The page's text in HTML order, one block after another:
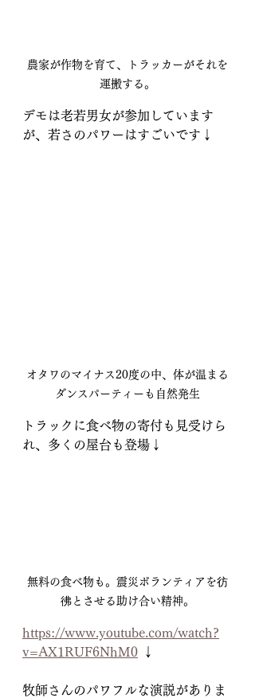
農家が作物を育て、トラッカーがそれを
運搬する。
デモは老若男女が参加しています
が、若さのパワーはすごいです↓
オタワのマイナス20度の中、体が温まる
ダンスパーティーも自然発生
トラックに食べ物の寄付も見受けら
れ、多くの屋台も登場↓
無料の食べ物も。震災ボランティアを彷
彿とさせる助け合い精神。
https://www.youtube.com/watch?
v=AX1RUF6NhM0 ↓
牧師さんのパワフルな演説がありま